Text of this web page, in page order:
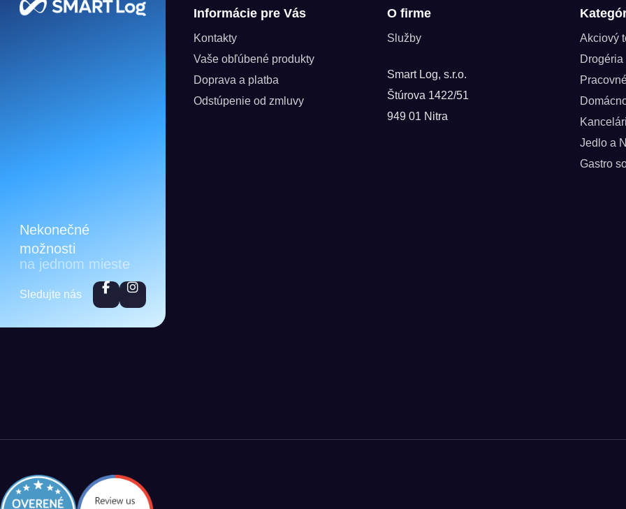
Nekonečné
možnosti
na jednom mieste
Sledujte nás
Informácie pre Vás
Kontakty
Vaše obľúbené produkty
Doprava a platba
Odstúpenie od zmluvy
O firme
Služby
Smart Log, s.r.o.
Štúrova 1422/51
949 01 Nitra
Akciový
Drogéria
Jedlo a
Gastro